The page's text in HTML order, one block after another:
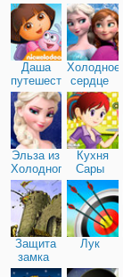
Даша
путешественница
Холодное
сердце
Эльза из
Холодного
сердца
Кухня
Сары
Защита
замка
Лук